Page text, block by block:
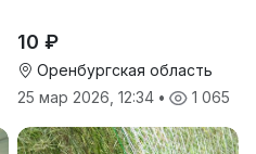
10 ₽
Оренбургская область
25 мар 2026, 12:34 • 1 065